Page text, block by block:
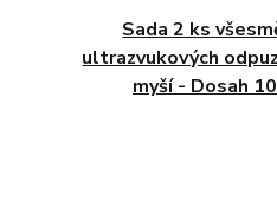
Sada 2 ks
ultrazvukových
myší - Dosah